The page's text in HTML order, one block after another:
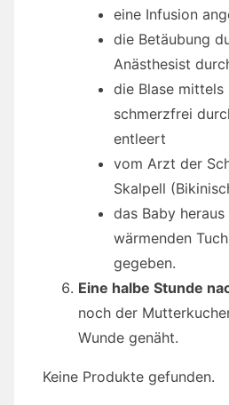
eine Infusion
die Betäubung
Anästhesist
die Blase mittels
schmerzfrei
entleert
vom Arzt der
Skalpell
das Baby
wärmenden
gegeben.
Eine halbe Stunde
noch der
Wunde genäht.
Keine Produkte gefunden.